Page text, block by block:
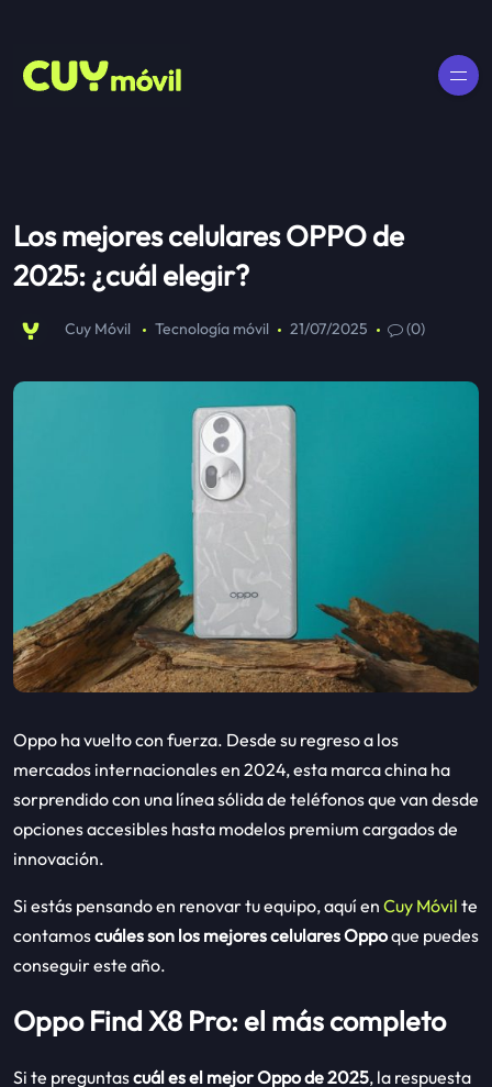
Los mejores celulares OPPO de
2025: ¿cuál elegir?
Cuy Móvil Tecnología móvil 21/07/2025 (0)
Oppo ha vuelto con fuerza. Desde su regreso a los
mercados internacionales en 2024, esta marca china ha
sorprendido con una línea sólida de teléfonos que van desde
opciones accesibles hasta modelos premium cargados de
innovación.
Si estás pensando en renovar tu equipo, aquí en Cuy Móvil te
contamoscuáles son los mejores celulares Oppoque puedes
conseguir este año.
Oppo Find X8 Pro: el más completo
Si te preguntascuál es el mejor Oppo de 2025, la respuesta